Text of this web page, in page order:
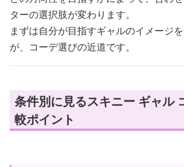
ターの選択肢が変わります。
まずは自分が目指すギャルのイメージ
が、コーデ選びの近道です。
条件別に見るスキニー ギャル
較ポイント